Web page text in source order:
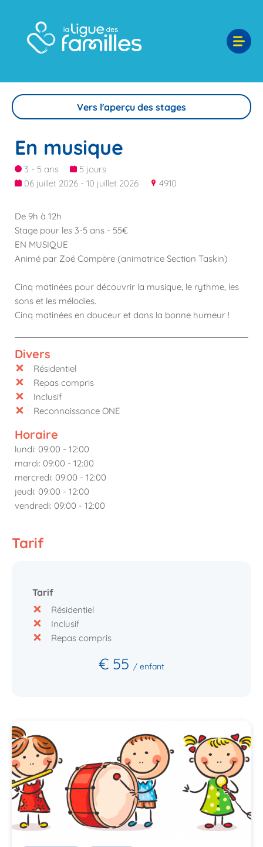
Vers l'aperçu des stages
En musique
3 - 5 ans
5 jours
06 juillet 2026 - 10 juillet 2026
4910
De 9h à 12h
Stage pour les 3-5 ans - 55€
EN MUSIQUE
Animé par Zoé Compère (animatrice Section Taskin)
Cinq matinées pour découvrir la musique, le rythme, les
sons et les mélodies.
Cinq matinées en douceur et dans la bonne humeur !
Divers
Résidentiel
Repas compris
Inclusif
Reconnaissance ONE
Horaire
lundi: 09:00 - 12:00
mardi: 09:00 - 12:00
mercredi: 09:00 - 12:00
jeudi: 09:00 - 12:00
vendredi: 09:00 - 12:00
Tarif
Tarif
Résidentiel
Inclusif
Repas compris
€ 55 / enfant